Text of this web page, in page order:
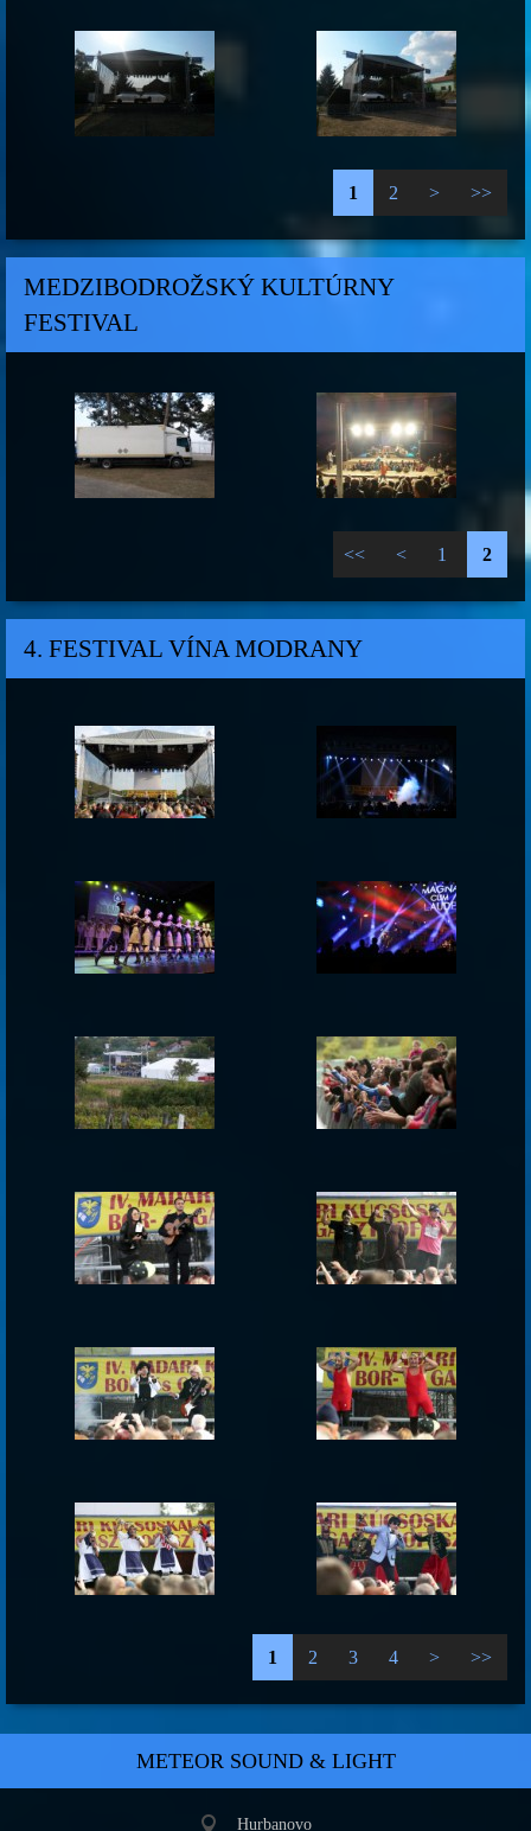
1 2 > >>
MEDZIBODROŽSKÝ KULTÚRNY
FESTIVAL
<< < 1 2
4. FESTIVAL VÍNA MODRANY
1 2 3 4 > >>
METEOR SOUND & LIGHT
Hurbanovo